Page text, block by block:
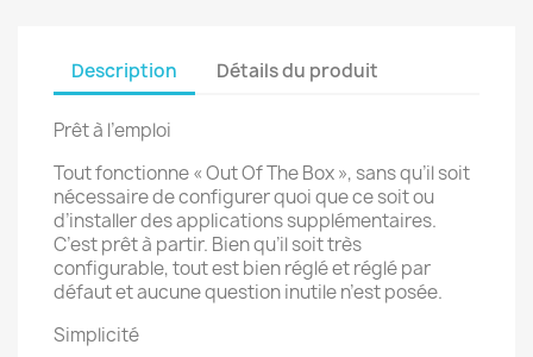
Description Détails du produit
Prêt à l’emploi
Tout fonctionne « Out Of The Box », sans qu’il soit
nécessaire de configurer quoi que ce soit ou
d’installer des applications supplémentaires.
C’est prêt à partir. Bien qu’il soit très
configurable, tout est bien réglé et réglé par
défaut et aucune question inutile n’est posée.
Simplicité